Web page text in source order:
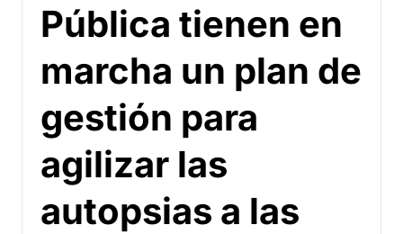
Pública tienen en
marcha un plan de
gestión para
agilizar las
autopsias a las